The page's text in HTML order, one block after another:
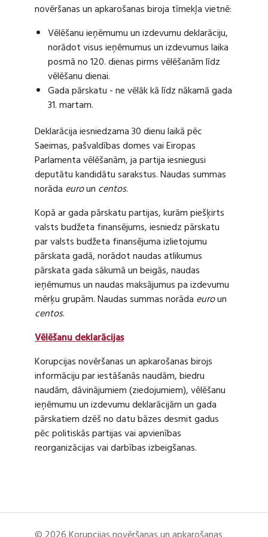
novēršanas un apkarošanas biroja tīmekļa vietnē:
Vēlēšanu ieņēmumu un izdevumu deklarāciju,
norādot visus ieņēmumus un izdevumus laika
posmā no 120. dienas pirms vēlēšanām līdz
vēlēšanu dienai.
Gada pārskatu - ne vēlāk kā līdz nākamā gada
31. martam.
Deklarācija iesniedzama 30 dienu laikā pēc
Saeimas, pašvaldības domes vai Eiropas
Parlamenta vēlēšanām, ja partija iesniegusi
deputātu kandidātu sarakstus. Naudas summas
norāda euroun centos.
Kopā ar gada pārskatu partijas, kurām piešķirts
valsts budžeta finansējums, iesniedz pārskatu
par valsts budžeta finansējuma izlietojumu
pārskata gadā, norādot naudas atlikumus
pārskata gada sākumā un beigās, naudas
ieņēmumus un naudas maksājumus pa izdevumu
mērķu grupām. Naudas summas norāda euroun
centos.
Vēlēšanu deklarācijas
Korupcijas novēršanas un apkarošanas birojs
informāciju par iestāšanās naudām, biedru
naudām, dāvinājumiem (ziedojumiem), vēlēšanu
ieņēmumu un izdevumu deklarācijām un gada
pārskatiem dzēš no datu bāzes desmit gadus
pēc politiskās partijas vai apvienības
reorganizācijas vai darbības izbeigšanas.